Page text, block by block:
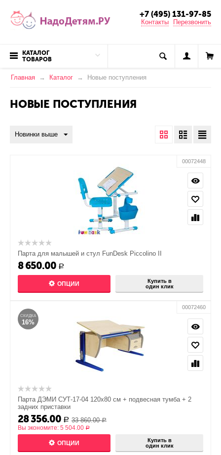
+7 (495) 131-97-85
Контакты Перезвонить
КАТАЛОГ
ТОВАРОВ
Главная Каталог Новые поступления
НОВЫЕ ПОСТУПЛЕНИЯ
Новинки выше
00072448
Парта для малышей и стул FunDesk Piccolino II
8 650.00 Р
ОПЦИИ
Купить в
один клик
СКИДКА
16%
00072460
Парта ДЭМИ СУТ-17-04 120х80 см + подвесная тумба + 2
задних приставки
28 356.00 Р 33 860.00 Р
Вы экономите: 5 504.00 Р
ОПЦИИ
Купить в
один клик